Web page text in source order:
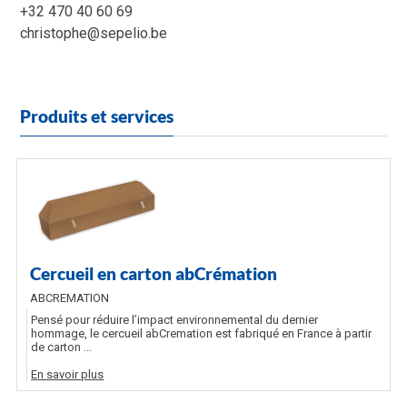
+32 470 40 60 69
christophe@sepelio.be
Produits et services
Cercueil en carton abCrémation
ABCREMATION
Pensé pour réduire l’impact environnemental du dernier
hommage, le cercueil abCremation est fabriqué en France à partir
de carton ...
En savoir plus